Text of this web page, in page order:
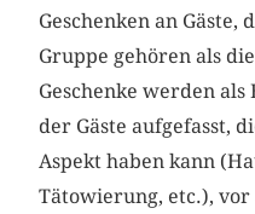
Geschenken an Gäste,
Gruppe gehören als
Geschenke werden
der Gäste aufgefasst,
Aspekt haben kann
Tätowierung, etc.),